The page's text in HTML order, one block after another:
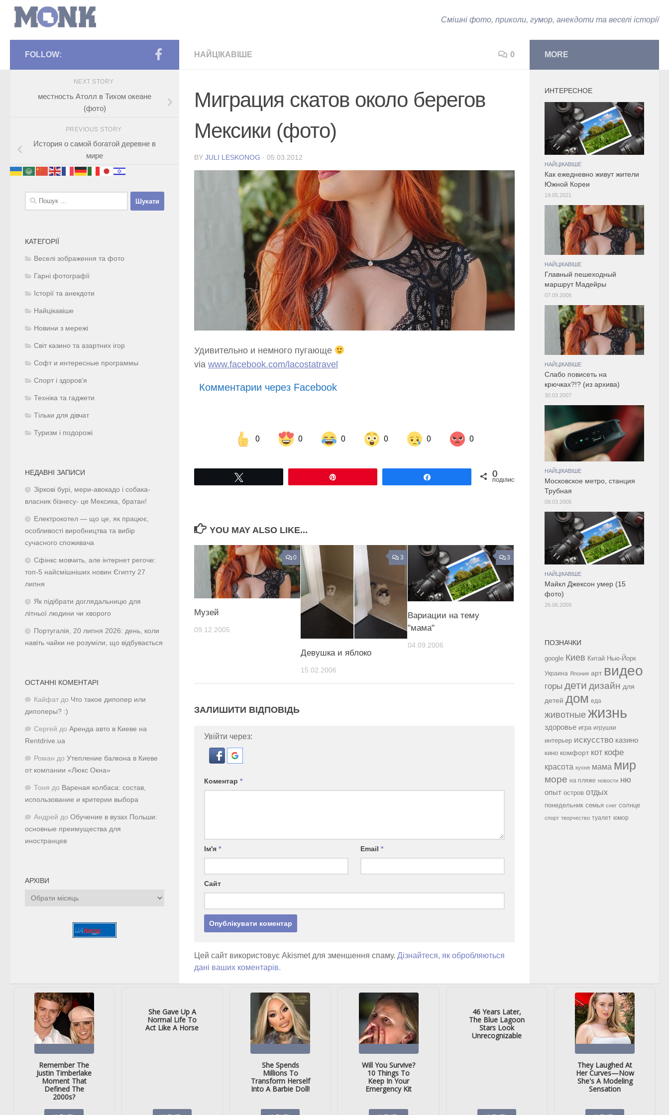
Смішні фото, приколи, гумор, анекдоти та веселі історії
НАЙЦІКАВІШЕ 0
Миграция скатов около берегов
Мексики (фото)
BY JULI LESKONOG · 05.03.2012
Удивительно и немного пугающе
via www.facebook.com/lacostatravel
Комментарии через Facebook
0 0 0 0 0 0
Share on Facebook Share on LinkedIn Share on Twitter 0
ПОДІЛИСЬ
YOU MAY ALSO LIKE...
0
Музей
09.12.2005
3
Девушка и яблоко
15.02.2006
3
Вариации на тему
"мама"
04.09.2006
ЗАЛИШИТИ ВІДПОВІДЬ
Увійти через:
Коментар *
Ім'я * Email*
Сайт
Цей сайт використовує Akismet для зменшення спаму. Дізнайтеся, як обробляються
дані ваших коментарів.
FOLLOW:
NEXT STORY
местность Атолл в Тихом океане
(фото)
PREVIOUS STORY
История о самой богатой деревне в
мире
Пошук:
КАТЕГОРІЇ
Веселі зображення та фото
Гарні фотографії
Історії та анекдоти
Найцікавіше
Новини з мережі
Світ казино та азартних ігор
Софт и интересные программы
Спорт і здоров'я
Техніка та гаджети
Тільки для дівчат
Туризм і подорожі
НЕДАВНІ ЗАПИСИ
Зіркові бурі, мери-авокадо і собака-
власник бізнесу- це Мексика, братан!
Електрокотел — що це, як працює,
особливості виробництва та вибір
сучасного споживача
Сфінкс мовчить, але інтернет регоче:
топ-5 найсмішніших новин Єгипту 27
липня
Як підібрати доглядальницю для
літньої людини чи хворого
Португалія, 20 липня 2026: день, коли
навіть чайки не розуміли, що відбувається
ОСТАННІ КОМЕНТАРІ
Кайфат до Что такое дипопер или
дипоперы? :)
Сергей до Аренда авто в Киеве на
Rentdrive.ua
Роман до Утепление балкона в Киеве
от компании «Люкс Окна»
Тоня до Вареная колбаса: состав,
использование и критерии выбора
Андрей до Обучение в вузах Польши:
основные преимущества для
иностранцев
АРХІВИ
Архіви
MORE
ИНТЕРЕСНОЕ
НАЙЦІКАВІШЕ
Как ежедневно живут жители
Южной Кореи
19.05.2021
НАЙЦІКАВІШЕ
Главный пешеходный
маршрут Мадейры
07.09.2008
НАЙЦІКАВІШЕ
Слабо повисеть на
крючках?!? (из архива)
30.03.2007
НАЙЦІКАВІШЕ
Московское метро, станция
Трубная
09.03.2006
НАЙЦІКАВІШЕ
Майкл Джексон умер (15
фото)
26.06.2009
ПОЗНАЧКИ
google Киев Китай Нью-Йорк
Украина Япония арт видео
горы дети дизайн для
детей дом еда
животные жизнь
здоровье игра игрушки
интерьер искусство казино
кино комфорт кот кофе
красота кухня мама мир
море на пляже новости ню
опыт остров отдых
понедельник семья снег солнце
спорт творчество туалет юмор